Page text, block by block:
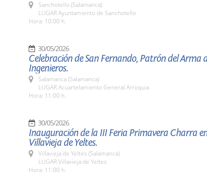
Sanchotello (Salamanca)
LUGAR Ayuntamiento de Sanchotello
Hora: 10:00 h.
30/05/2026
Celebración de San Fernando, Patrón del Arma
Ingenieros.
Salamanca (Salamanca)
LUGAR Acuartelamiento General Arroquia
Hora: 11:00 h.
30/05/2026
Inauguración de la III Feria Primavera Charra
Villavieja de Yeltes.
Villavieja de Yeltes (Salamanca)
LUGAR Villavieja de Yeltes
Hora: 11:00 h.